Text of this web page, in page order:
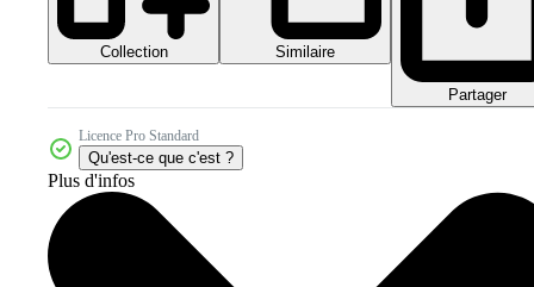
Collection Similaire
Partager
Licence Pro Standard
Qu'est-ce que c'est ?
Plus d'infos